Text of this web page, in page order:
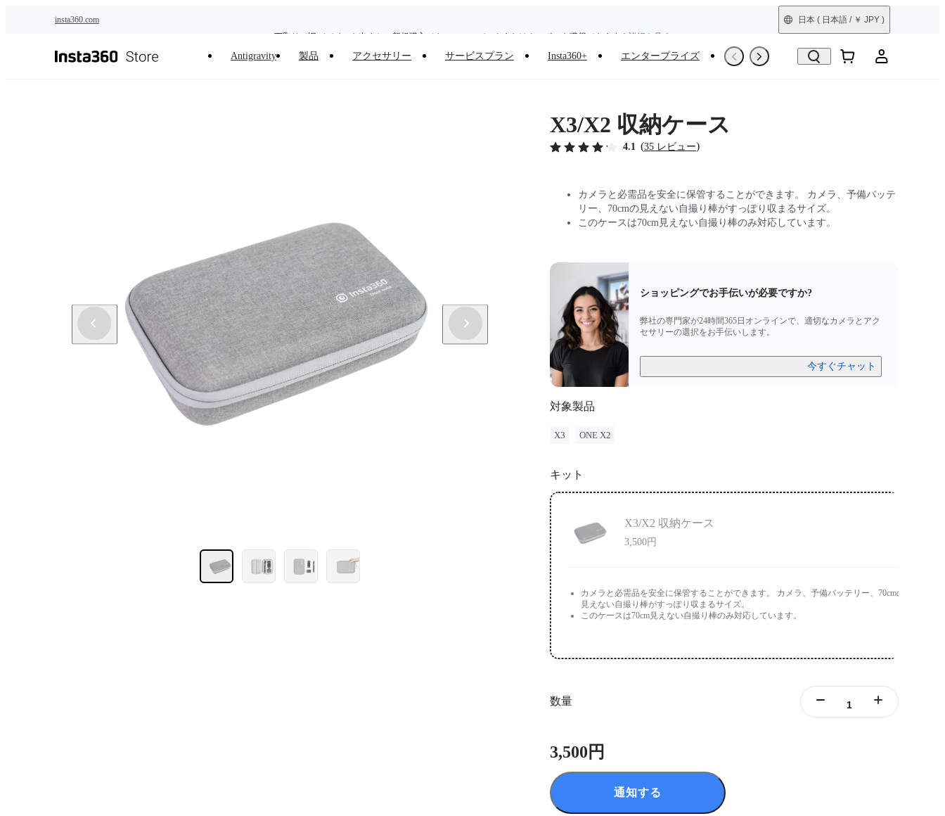
insta360.com 日本 ( 日本語 / ￥ JPY )
Antigravity 製品 アクセサリー サービスプラン Insta360+ エンタープライズ 撮影シーン Trade-In 整備済製品
X3/X2 収納ケース
4.1 (35 レビュー)
カメラと必需品を安全に保管することができます。 カメラ、予備バッテ
リー、70cmの見えない自撮り棒がすっぽり収まるサイズ。
このケースは70cm見えない自撮り棒のみ対応しています。
ショッピングでお手伝いが必要ですか?
弊社の専門家が24時間365日オンラインで、適切なカメラとアク
セサリーの選択をお手伝いします。
今すぐチャット
対象製品
X3 ONE X2
キット
X3/X2 収納ケース
3,500円
カメラと必需品を安全に保管することができます。 カメラ、予備バッテリー、70cmの
見えない自撮り棒がすっぽり収まるサイズ。
このケースは70cm見えない自撮り棒のみ対応しています。
数量
3,500円
通知する